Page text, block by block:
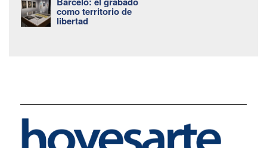
como territorio de
libertad